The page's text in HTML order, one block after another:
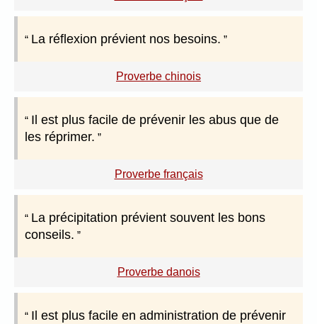
La réflexion prévient nos besoins.
Proverbe chinois
Il est plus facile de prévenir les abus que de
les réprimer.
Proverbe français
La précipitation prévient souvent les bons
conseils.
Proverbe danois
Il est plus facile en administration de prévenir